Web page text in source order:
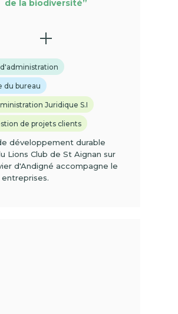
de la biodiversité”
du bureau
Juridique S.I
de projets clients
développement durable
Lions Club de St Aignan sur
d'Andigné accompagne le
entreprises.